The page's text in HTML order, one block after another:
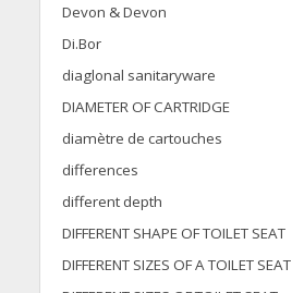
Devon & Devon
Di.Bor
diaglonal sanitaryware
DIAMETER OF CARTRIDGE
diamètre de cartouches
differences
different depth
DIFFERENT SHAPE OF TOILET SEAT
DIFFERENT SIZES OF A TOILET SEAT